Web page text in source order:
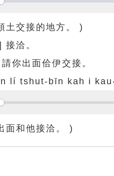
土交接的地方。 )
接洽。
請你出面佮伊交接。
lí tshut-bīn kah i
面和他接洽。 )